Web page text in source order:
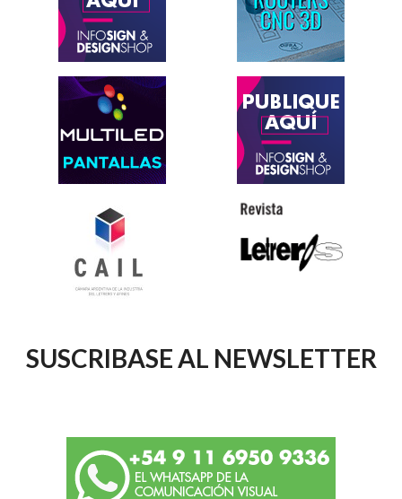
SUSCRIBASE AL NEWSLETTER